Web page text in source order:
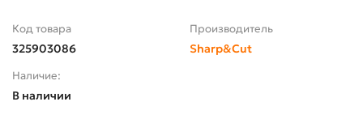
Код товара
325903086
Производитель
Sharp&Cut
Наличие:
В наличии